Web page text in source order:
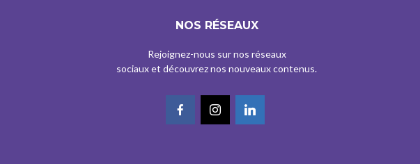
NOS RÉSEAUX
Rejoignez-nous sur nos réseaux
sociaux et découvrez nos nouveaux contenus.